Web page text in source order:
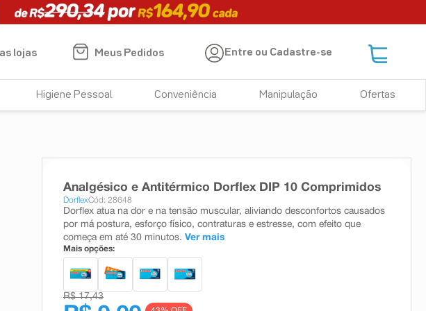
lojas
Meus Pedidos Entre ou Cadastre-se
Higiene Pessoal Conveniência Manipulação Ofertas
Analgésico e Antitérmico Dorflex DIP 10 Comprimidos
DorflexCód: 28648
Dorflex atua na dor e na tensão muscular, aliviando desconfortos causados
por má postura, esforço físico, contraturas e estresse, com efeito que
começa em até 30 minutos. Ver mais
Mais opções:
R$ 17,43